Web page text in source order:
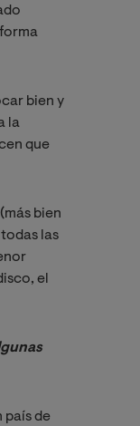
bien y
la
que
bien
las
el
país de